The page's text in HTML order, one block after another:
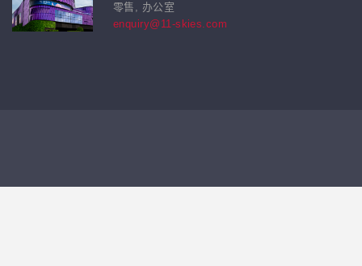
零售, 办公室
enquiry@11-skies.com